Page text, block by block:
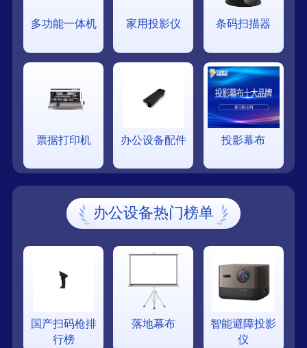
多功能一体机 家用投影仪 条码扫描器
票据打印机 办公设备配件 投影幕布
办公设备热门榜单
国产扫码枪排
行榜
落地幕布
智能避障投影
仪